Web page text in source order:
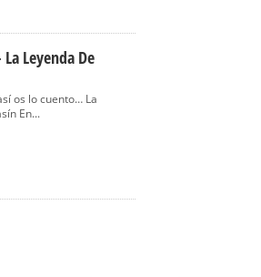
Leyenda De
os lo cuento… La
En...